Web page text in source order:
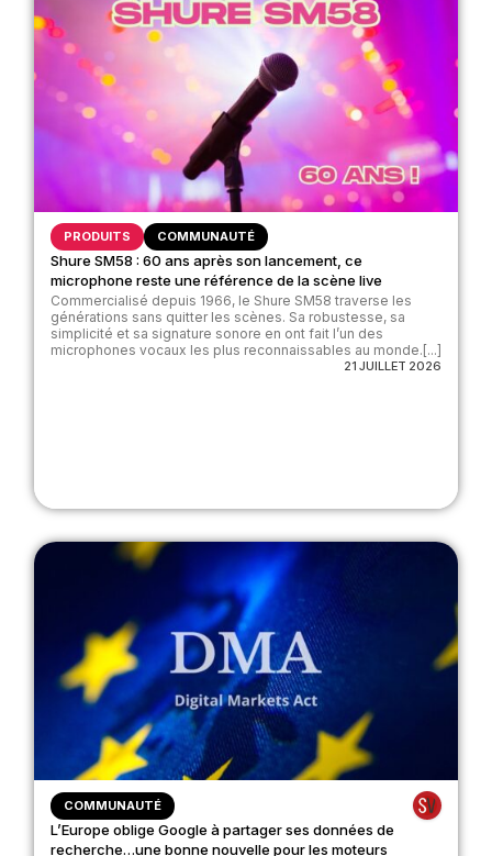
PRODUITS COMMUNAUTÉ
Shure SM58 : 60 ans après son lancement, ce
microphone reste une référence de la scène live
Commercialisé depuis 1966, le Shure SM58 traverse les
générations sans quitter les scènes. Sa robustesse, sa
simplicité et sa signature sonore en ont fait l’un des
microphones vocaux les plus reconnaissables au monde.[...]
21 JUILLET 2026
COMMUNAUTÉ
L’Europe oblige Google à partager ses données de
recherche…une bonne nouvelle pour les moteurs